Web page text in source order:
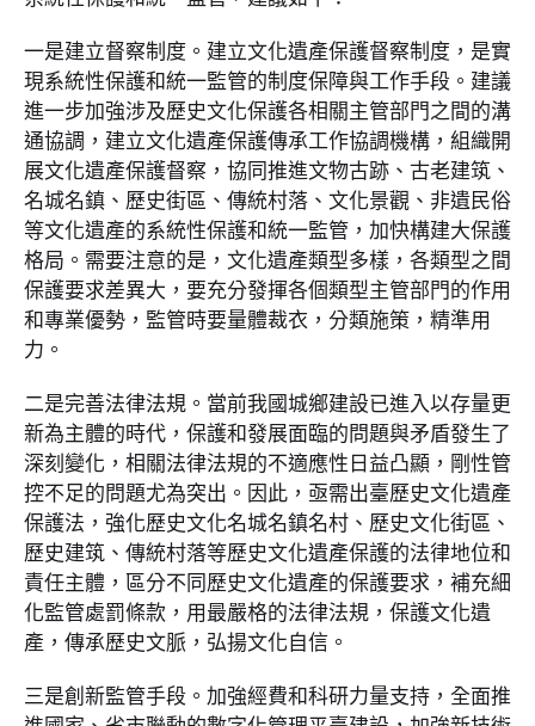
一是建立督察制度。建立文化遺產保護督察制度，是實
現系統性保護和統一監管的制度保障與工作手段。建議
進一步加強涉及歷史文化保護各相關主管部門之間的溝
通協調，建立文化遺產保護傳承工作協調機構，組織開
展文化遺產保護督察，協同推進文物古跡、古老建筑、
名城名鎮、歷史街區、傳統村落、文化景觀、非遺民俗
等文化遺產的系統性保護和統一監管，加快構建大保護
格局。需要注意的是，文化遺產類型多樣，各類型之間
保護要求差異大，要充分發揮各個類型主管部門的作用
和專業優勢，監管時要量體裁衣，分類施策，精準用
力。
二是完善法律法規。當前我國城鄉建設已進入以存量更
新為主體的時代，保護和發展面臨的問題與矛盾發生了
深刻變化，相關法律法規的不適應性日益凸顯，剛性管
控不足的問題尤為突出。因此，亟需出臺歷史文化遺產
保護法，強化歷史文化名城名鎮名村、歷史文化街區、
歷史建筑、傳統村落等歷史文化遺產保護的法律地位和
責任主體，區分不同歷史文化遺產的保護要求，補充細
化監管處罰條款，用最嚴格的法律法規，保護文化遺
產，傳承歷史文脈，弘揚文化自信。
三是創新監管手段。加強經費和科研力量支持，全面推